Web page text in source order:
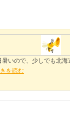
いので、少しでも北
を読む